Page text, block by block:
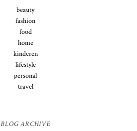
beauty
fashion
food
home
kinderen
lifestyle
personal
travel
BLOG ARCHIVE